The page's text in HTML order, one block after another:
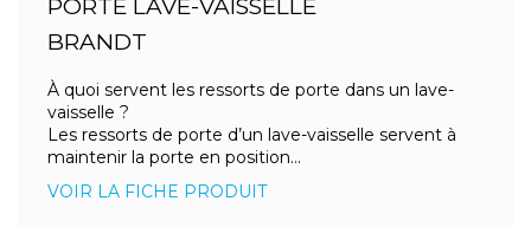
PORTE LAVE-VAISSELLE
BRANDT
À quoi servent les ressorts de porte dans un lave-
vaisselle ?
Les ressorts de porte d’un lave-vaisselle servent à
maintenir la porte en position...
VOIR LA FICHE PRODUIT